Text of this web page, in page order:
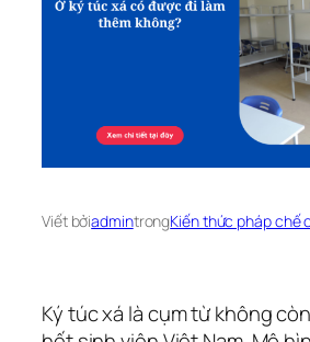
Viết bởiadmintrongKiến thức pháp chế
Ký túc xá là cụm từ không